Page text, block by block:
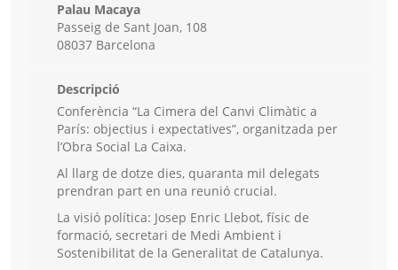
Palau Macaya
Passeig de Sant Joan, 108
08037 Barcelona
Descripció
Conferència “La Cimera del Canvi Climàtic a
París: objectius i expectatives”, organitzada per
l’Obra Social La Caixa.
Al llarg de dotze dies, quaranta mil delegats
prendran part en una reunió crucial.
La visió política: Josep Enric Llebot, físic de
formació, secretari de Medi Ambient i
Sostenibilitat de la Generalitat de Catalunya.